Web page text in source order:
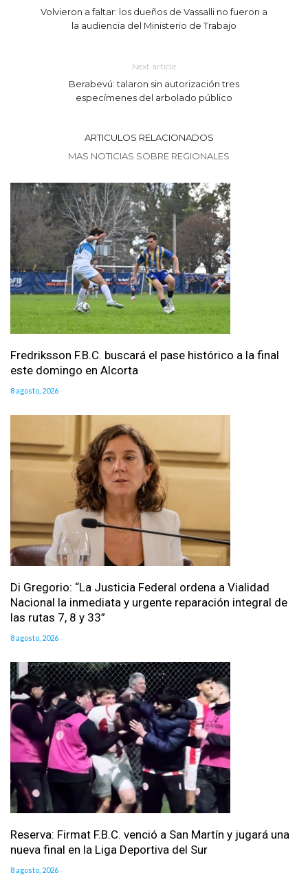
Volvieron a faltar: los dueños de Vassalli no fueron a
la audiencia del Ministerio de Trabajo
Next article
Berabevú: talaron sin autorización tres
especímenes del arbolado público
ARTICULOS RELACIONADOS
MAS NOTICIAS SOBRE REGIONALES
Fredriksson F.B.C. buscará el pase histórico a la final
este domingo en Alcorta
8 agosto, 2026
Di Gregorio: “La Justicia Federal ordena a Vialidad
Nacional la inmediata y urgente reparación integral de
las rutas 7, 8 y 33”
8 agosto, 2026
Reserva: Firmat F.B.C. venció a San Martín y jugará una
nueva final en la Liga Deportiva del Sur
8 agosto, 2026